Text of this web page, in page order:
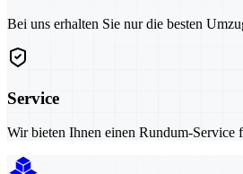
Bei uns erhalten Sie nur die besten
Service
Wir bieten Ihnen einen Rundum-Service